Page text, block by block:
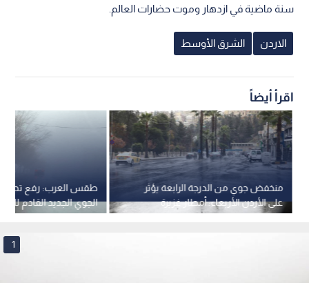
سنة ماضية في ازدهار وموت حضارات العالم.
الاردن الشرق الأوسط
اقرأ أيضاً
طقس العرب: رفع
الجوي الجديد القادم
الثالثة
منخفض جوي من الدرجة الرابعة يؤثر
على الأردن الأربعاء: أمطار غزيرة
وسيول وثلوج فوق القمم الجنوبية
1